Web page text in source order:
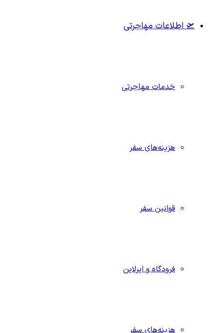
🛫 اطلاعات مهاجرتی
خدمات مهاجرتی
هزینه‌های سفر
قوانین سفر
فرودگاه و ایرلاین
هزینه‌های سفر